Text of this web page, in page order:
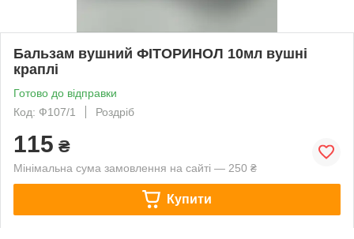
Бальзам вушний ФІТОРИНОЛ 10мл вушні
краплі
Готово до відправки
Код: Ф107/1
Роздріб
115 ₴
Мінімальна сума замовлення на сайті — 250 ₴
Купити